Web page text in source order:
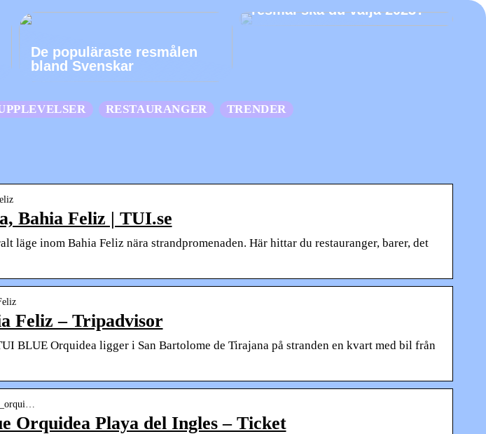
De populäraste resmålen
bland Svenskar
resmål ska du välja 2023?
RESTAURANGER TRENDER
Bahia Feliz | TUI.se
läge inom Bahia Feliz nära strandpromenaden. Här hittar du restauranger, barer, det
Feliz – Tripadvisor
BLUE Orquidea ligger i San Bartolome de Tirajana på stranden en kvart med bil från
Orquidea Playa del Ingles – Ticket